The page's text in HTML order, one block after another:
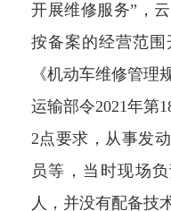
开展维修服务”，
按备案的经营范
《机动车维修管理
运输部令2021年第
2点要求，从事发
员等，当时现场
人，并没有配备技